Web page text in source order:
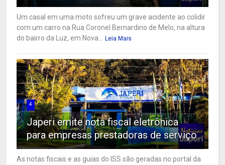
Um casal em uma moto sofreu um grave acidente ao colidir
com um carro na Rua Coronel Bernardino de Melo, na altura
do bairro da Luz, em Nova... Leia Mais
4
Japeri emite nota fiscal eletrônica
para empresas prestadoras de serviço
As notas fiscais e as guias do ISS são geradas no portal da